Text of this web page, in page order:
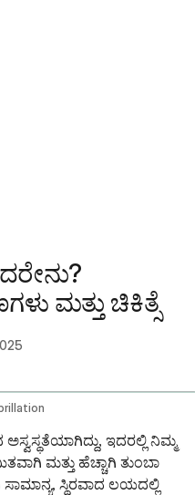
ಮತ್ತು ಚಿಕಿತ್ಸೆ
ಇದರಲ್ಲಿ ನಿಮ್ಮ
ಮತ್ತು ಹೆಚ್ಚಾಗಿ ತುಂಬಾ
ಸ್ಥಿರವಾದ ಲಯದಲ್ಲಿ